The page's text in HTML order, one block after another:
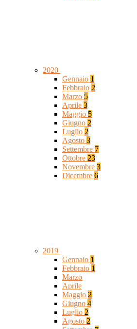
2020
Gennaio 1
Febbraio 2
Marzo 5
Aprile 3
Maggio 5
Giugno 2
Luglio 2
Agosto 3
Settembre 7
Ottobre 23
Novembre 3
Dicembre 6
2019
Gennaio 1
Febbraio 1
Marzo
Aprile
Maggio 2
Giugno 4
Luglio 2
Agosto 2